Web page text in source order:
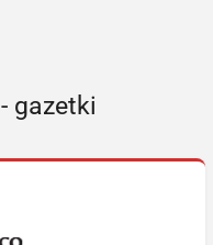
- gazetki